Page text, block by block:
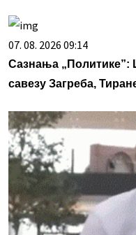
07. 08. 2026 09:14
Сазнања „Политике”:
савезу Загреба,